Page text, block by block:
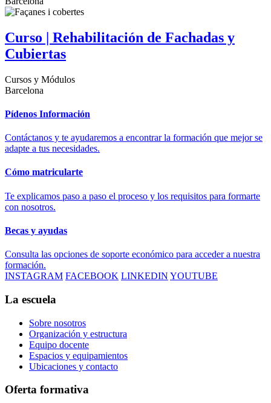
Curso | Rehabilitación de Fachadas y
Cubiertas
Cursos y Módulos
Barcelona
Pídenos Información
Contáctanos y te ayudaremos a encontrar la formación que mejor se
adapte a tus necesidades.
Cómo matricularte
Te explicamos paso a paso el proceso y los requisitos para formarte
con nosotros.
Becas y ayudas
Consulta las opciones de soporte económico para acceder a nuestra
formación.
INSTAGRAM FACEBOOK LINKEDIN YOUTUBE
La escuela
Sobre nosotros
Organización y estructura
Equipo docente
Espacios y equipamientos
Ubicaciones y contacto
Oferta formativa